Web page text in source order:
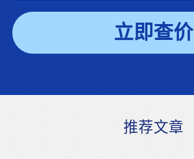
立即查价
推荐文章